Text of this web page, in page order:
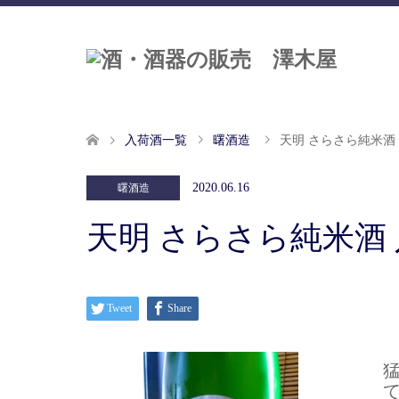
入荷酒一覧 曙酒造 天明 さらさら純米酒
曙酒造 2020.06.16
天明 さらさら純米酒
Tweet Share